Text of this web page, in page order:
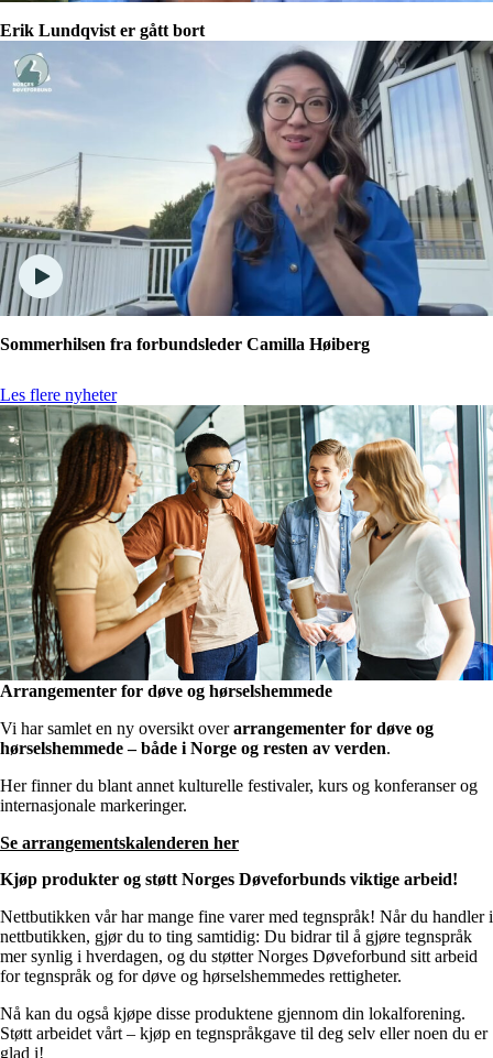
Erik Lundqvist er gått bort
Sommerhilsen fra forbundsleder Camilla Høiberg
Les flere nyheter
Arrangementer for døve og hørselshemmede
Vi har samlet en ny oversikt overarrangementer for døve og
hørselshemmede – både i Norge og resten av verden.
Her finner du blant annet kulturelle festivaler, kurs og konferanser og
internasjonale markeringer.
Se arrangementskalenderen her
Kjøp produkter og støtt Norges Døveforbunds viktige arbeid!
Nettbutikken vår har mange fine varer med tegnspråk! Når du handler i
nettbutikken, gjør du to ting samtidig: Du bidrar til å gjøre tegnspråk
mer synlig i hverdagen, og du støtter Norges Døveforbund sitt arbeid
for tegnspråk og for døve og hørselshemmedes rettigheter.
Nå kan du også kjøpe disse produktene gjennom din lokalforening.
Støtt arbeidet vårt – kjøp en tegnspråkgave til deg selv eller noen du er
glad i!